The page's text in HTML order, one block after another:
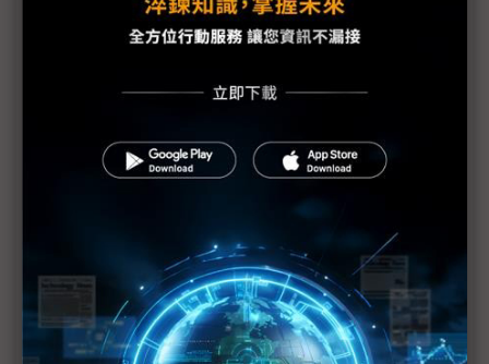
5G標準會議因疫取消 恐拖累版本制定
疫情影響設備供給 德國電信將採雙供應鏈措施
華為：武漢肺炎疫情未影響5G供應
嘉聯益投資昆山案審核過關 新產能強攻5G市場
5G手機產業鏈重整腳步 2020年出貨下修
武漢疫情重創供應鏈 5G大補丸助傷口癒合